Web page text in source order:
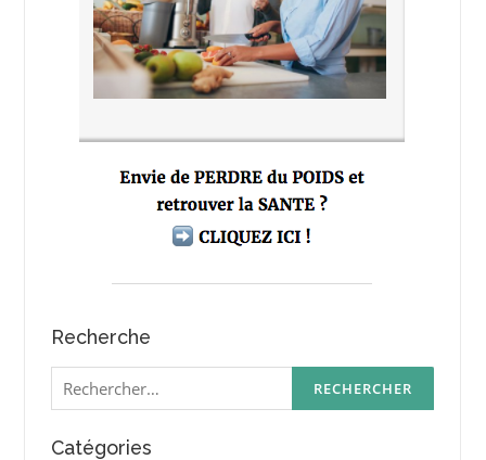
Recherche
Rechercher :
Catégories